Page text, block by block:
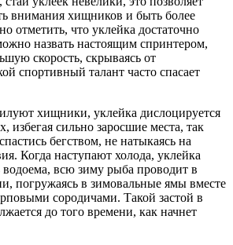
внимания хищников и быть более
отметить, что уклейка достаточно
назвать настоящим спринтером,
скорость, скрываясь от
спортивный талант часто спасает
хищники, уклейка дислоцируется
избегая сильно заросшие места, так
бегством, не натыкаясь на
Когда наступают холода, уклейка
водоема, всю зиму рыба проводит в
погружаясь в зимовальные ямы вместе
сородичами. Такой застой в
до того времени, как начнет